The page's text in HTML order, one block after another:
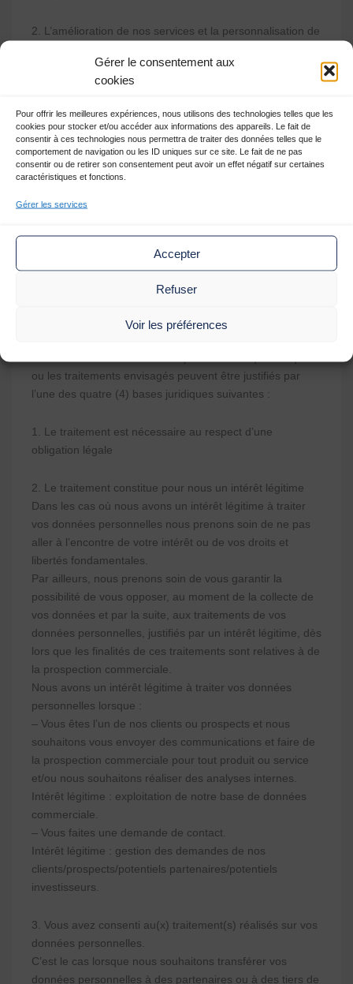
Gérer le consentement aux
cookies
Pour offrir les meilleures expériences, nous utilisons des technologies telles que les
cookies pour stocker et/ou accéder aux informations des appareils. Le fait de
consentir à ces technologies nous permettra de traiter des données telles que le
comportement de navigation ou les ID uniques sur ce site. Le fait de ne pas
consentir ou de retirer son consentement peut avoir un effet négatif sur certaines
caractéristiques et fonctions.
Gérer les services
Accepter
Refuser
Voir les préférences
2. L’amélioration de nos services et la personnalisation de
• Réalisation de statistiques
• Réalisation d’enquêtes de satisfaction
newsletters
3. Le respect d’obligations légales
QUELLES SONT LES
TRAITEMENTS QUE
NOUS RÉALISONS SUR
VOS DONNÉES
ou les traitements envisagés peuvent être justifiés par
l’une des quatre (4) bases juridiques suivantes :
1. Le traitement est nécessaire au respect d’une
obligation légale
2. Le traitement constitue pour nous un intérêt légitime
Dans les cas où nous avons un intérêt légitime à traiter
vos données personnelles nous prenons soin de ne pas
aller à l’encontre de votre intérêt ou de vos droits et
libertés fondamentales.
Par ailleurs, nous prenons soin de vous garantir la
possibilité de vous opposer, au moment de la collecte de
vos données et par la suite, aux traitements de vos
données personnelles, justifiés par un intérêt légitime, dès
lors que les finalités de ces traitements sont relatives à de
la prospection commerciale.
Nous avons un intérêt légitime à traiter vos données
personnelles lorsque :
– Vous êtes l’un de nos clients ou prospects et nous
souhaitons vous envoyer des communications et faire de
la prospection commerciale pour tout produit ou service
et/ou nous souhaitons réaliser des analyses internes.
Intérêt légitime : exploitation de notre base de données
commerciale.
– Vous faites une demande de contact.
Intérêt légitime : gestion des demandes de nos
clients/prospects/potentiels partenaires/potentiels
investisseurs.
3. Vous avez consenti au(x) traitement(s) réalisés sur vos
données personnelles.
C’est le cas lorsque nous souhaitons transférer vos
données personnelles à des partenaires ou à des tiers de